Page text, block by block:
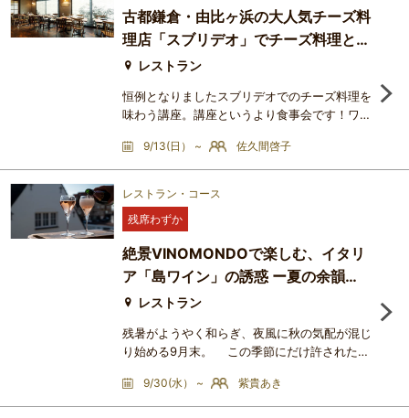
ルマーニュ、プルミエ・クリュ等の貴重なワイ
ンを千砂さんと共に楽しみます。New Old
Wineと言われるシモン・ビー
古都鎌倉・由比ヶ浜の大人気チーズ料
理店「スブリデオ」でチーズ料理とワ
インを楽しもう！ 夏の名残と秋の訪
レストラン
恒例となりましたスブリデオでのチーズ料理を
味わう講座。講座というより食事会です！ワイ
デオ吉田シェフのお料理を一緒に味わいません
か？恵比寿にて大人気のチーズ料理店「スブリ
デオ」が鎌倉にやってきたのが2012年。毎回
季節の食材と吉田シェフのアイディア料理が楽
しみなチーズ料理店です。優しい樹のぬくもり
味わいませんか？。器も素
9/13(日） ~ 佐久間啓子
レストラン・コース
残席わずか
絶景VINOMONDOで楽しむ、イタリ
ア「島ワイン」の誘惑 ー夏の余韻
と、地中海の風とー
レストラン
残暑がようやく和らぎ、夜風に秋の気配が混じ
り始める9月末。 この季節にだけ許された、
出して、グラス一杯でイタリアの美しい島々へ
——。舞台は、東京のウォーターフロント。会
9/30(水） ~ 紫貴あき